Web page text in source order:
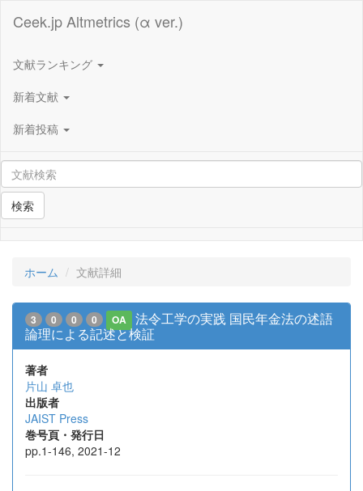
Ceek.jp Altmetrics (α ver.)
文献ランキング
新着文献
新着投稿
検索
ホーム 文献詳細
3 0 0 0 OA
法令工学の実践 国民年金法の述語
論理による記述と検証
著者
片山 卓也
出版者
JAIST Press
巻号頁・発行日
pp.1-146, 2021-12